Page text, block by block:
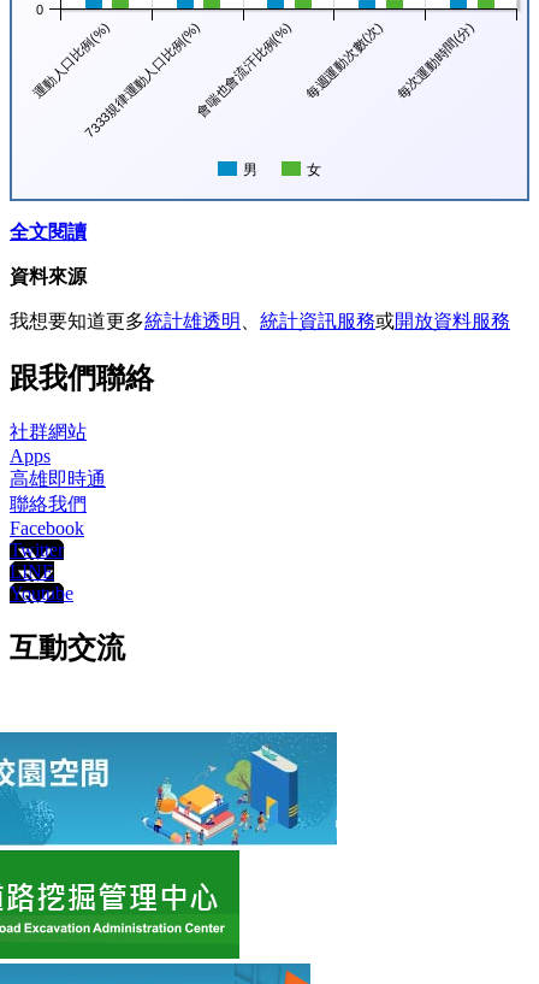
男 女
運動人口比例(%)7333規律運動人口比例(%)會喘也會流汗比例(%) 每週運動次數(次) 每次運動時間(分)
0
全文閱讀
資料來源
我想要知道更多統計雄透明 統計資訊服務或開放資料服務
跟我們聯絡
社群網站
Apps
高雄即時通
聯絡我們
Facebook
Twitter
LINE
Youtube
互動交流